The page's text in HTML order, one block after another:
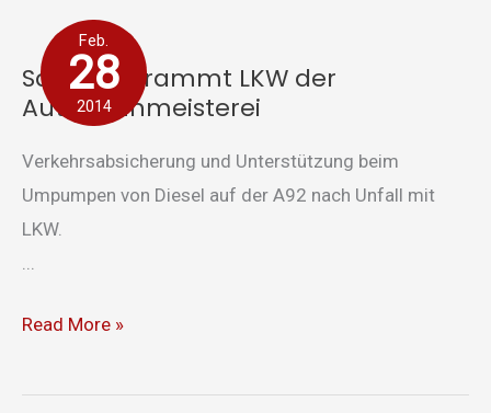
Feb.
28
2014
Sattelzug rammt LKW der
Autobahnmeisterei
Verkehrsabsicherung und Unterstützung beim
Umpumpen von Diesel auf der A92 nach Unfall mit
LKW.
Sattelzug
rammt
LKW
der
Autobahnmeisterei
Read More »